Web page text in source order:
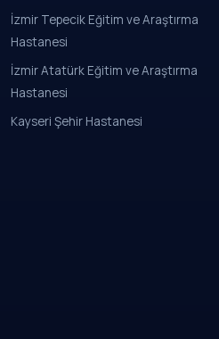
İzmir Tepecik Eğitim ve Araştırma
Hastanesi
İzmir Atatürk Eğitim ve Araştırma
Hastanesi
Kayseri Şehir Hastanesi